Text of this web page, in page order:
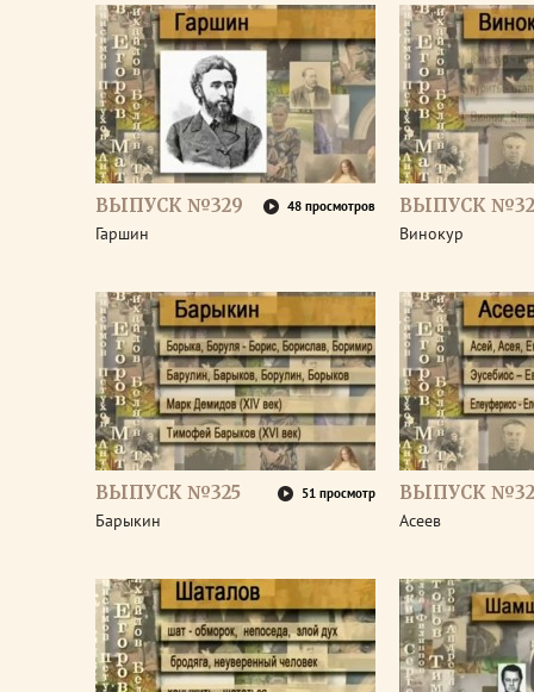
ВЫПУСК №329 48 просмотров
Гаршин
ВЫПУСК
Винокур
ВЫПУСК №325 51 просмотр
Барыкин
ВЫПУСК
Асеев